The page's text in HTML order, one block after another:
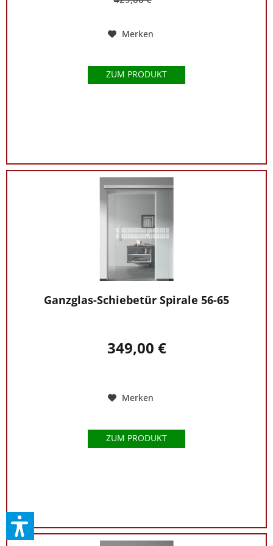
Merken
ZUM PRODUKT
Ganzglas-Schiebetür Spirale 56-65
349,00 €
Merken
ZUM PRODUKT